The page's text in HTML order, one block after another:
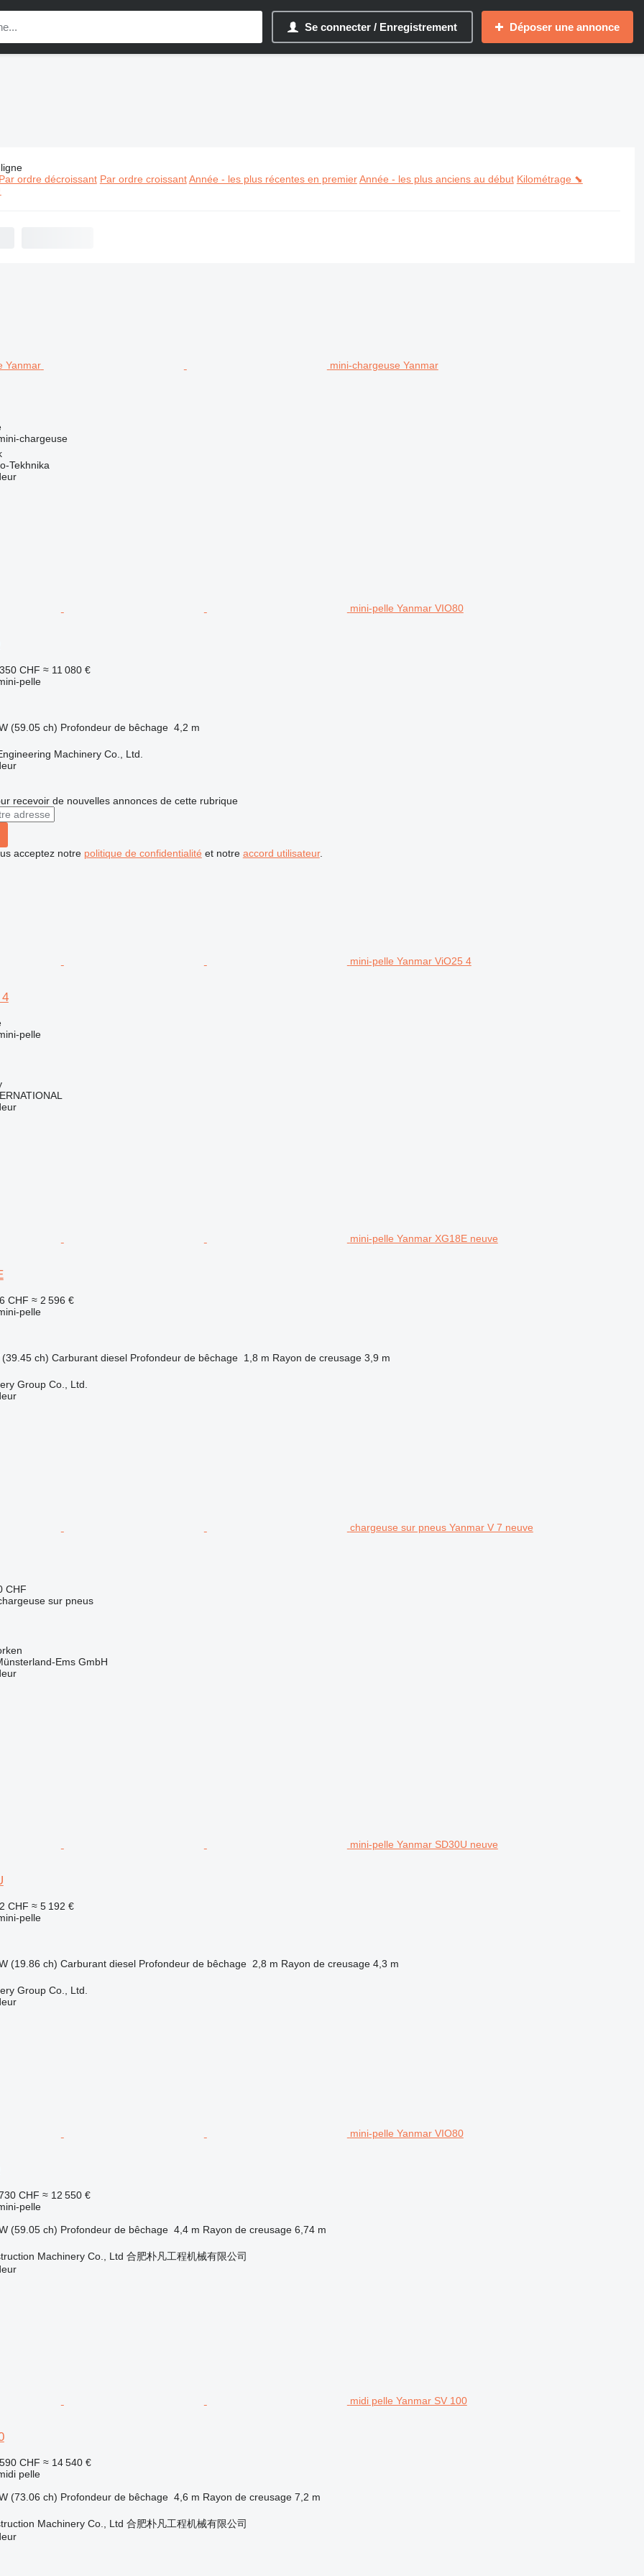
Se connecter / Enregistrement Déposer une annonce
Matériel de TP Yanmar
Par ordre décroissant Par ordre croissant Année - les plus récentes en premier Année - les plus anciens au début Kilométrage ⬊
mini-chargeuse Yanmar
chargeuse
Tekhnika
mini-pelle Yanmar VIO80
CHF ≈ 11 080 €
pelle
(59.05 ch) Profondeur de bêchage 4,2 m
Machinery Co., Ltd.
recevoir de nouvelles annonces de cette rubrique
acceptez notre politique de confidentialité et notre accord utilisateur.
mini-pelle Yanmar ViO25 4
pelle
mini-pelle Yanmar XG18E neuve
CHF ≈ 2 596 €
pelle
(39.45 ch) Carburant diesel Profondeur de bêchage 1,8 m Rayon de creusage 3,9 m
Group Co., Ltd.
chargeuse sur pneus Yanmar V 7 neuve
CHF
sur pneus
Ems GmbH
mini-pelle Yanmar SD30U neuve
CHF ≈ 5 192 €
pelle
(19.86 ch) Carburant diesel Profondeur de bêchage 2,8 m Rayon de creusage 4,3 m
Group Co., Ltd.
mini-pelle Yanmar VIO80
CHF ≈ 12 550 €
pelle
(59.05 ch) Profondeur de bêchage 4,4 m Rayon de creusage 6,74 m
Machinery Co., Ltd 合肥朴凡工程机械有限公司
midi pelle Yanmar SV 100
CHF ≈ 14 540 €
pelle
(73.06 ch) Profondeur de bêchage 4,6 m Rayon de creusage 7,2 m
Machinery Co., Ltd 合肥朴凡工程机械有限公司